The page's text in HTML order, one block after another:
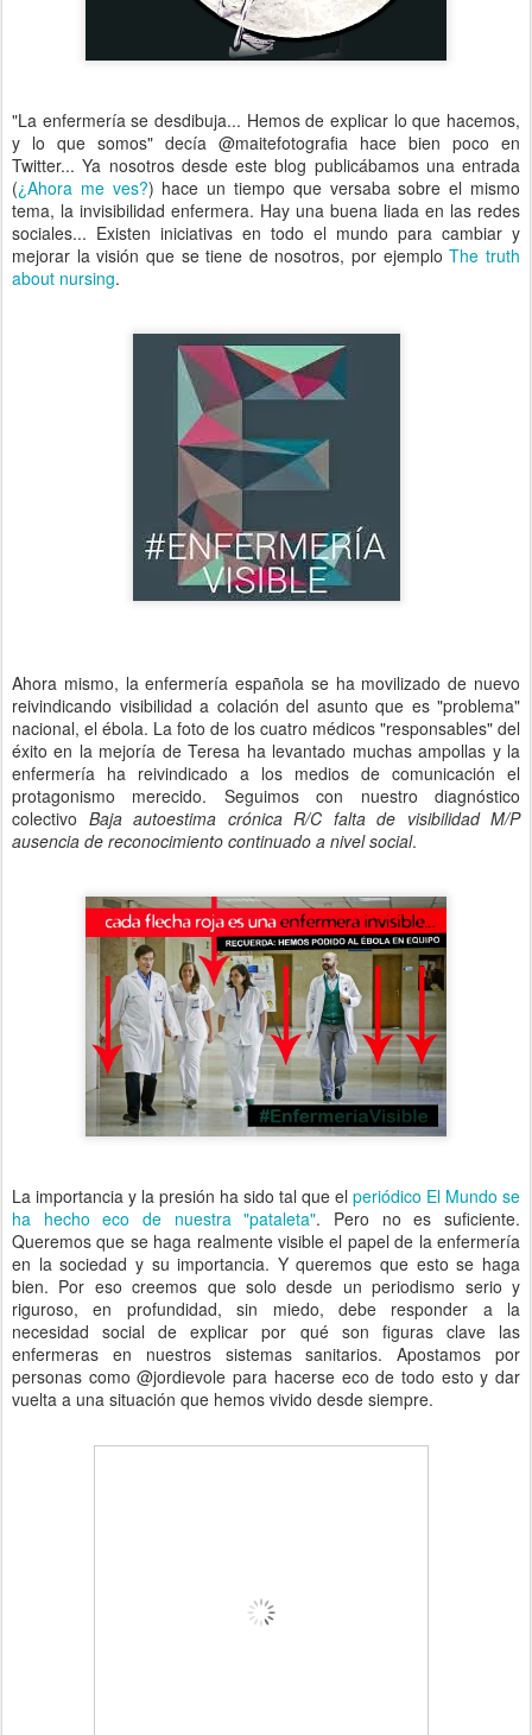
"La enfermería se desdibuja... Hemos de explicar lo que hacemos,
y lo que somos" decía @maitefotografia hace bien poco en
Twitter... Ya nosotros desde este blog publicábamos una entrada
(¿Ahora me ves?) hace un tiempo que versaba sobre el mismo
tema, la invisibilidad enfermera. Hay una buena liada en las redes
sociales... Existen iniciativas en todo el mundo para cambiar y
mejorar la visión que se tiene de nosotros, por ejemploThe truth
about nursing.
Ahora mismo, la enfermería española se ha movilizado de nuevo
reivindicando visibilidad a colación del asunto que es "problema"
nacional, el ébola. La foto de los cuatro médicos "responsables" del
éxito en la mejoría de Teresa ha levantado muchas ampollas y la
enfermería ha reivindicado a los medios de comunicación el
protagonismo merecido. Seguimos con nuestro diagnóstico
colectivo Baja autoestima crónica R/C falta de visibilidad M/P
ausencia de reconocimiento continuado a nivel social.
La importancia y la presión ha sido tal que el periódico El Mundo se
ha hecho eco de nuestra "pataleta". Pero no es suficiente.
Queremos que se haga realmente visible el papel de la enfermería
en la sociedad y su importancia. Y queremos que esto se haga
bien. Por eso creemos que solo desde un periodismo serio y
riguroso, en profundidad, sin miedo, debe responder a la
necesidad social de explicar por qué son figuras clave las
enfermeras en nuestros sistemas sanitarios. Apostamos por
personas como @jordievole para hacerse eco de todo esto y dar
vuelta a una situación que hemos vivido desde siempre.